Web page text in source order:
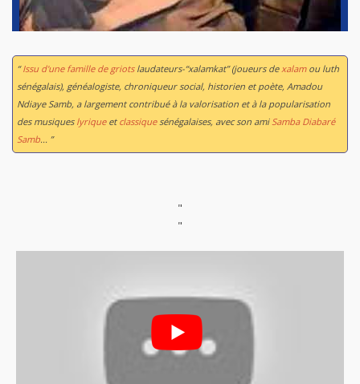
“Issu d'une famille de griotslaudateurs-“xalamkat” (joueurs dexalamou luth
sénégalais), généalogiste, chroniqueur social, historien et poète, Amadou
Ndiaye Samb, a largement contribué à la valorisation et à la popularisation
des musiques lyriqueet classiquesénégalaises, avec son amiSamba Diabaré
Samb... ”
"
"